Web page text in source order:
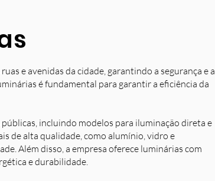
e avenidas da cidade, garantindo a segurança e a
é fundamental para garantir a eficiência da
incluindo modelos para iluminação direta e
de alta qualidade, como alumínio, vidro e
Além disso, a empresa oferece luminárias com
e durabilidade.